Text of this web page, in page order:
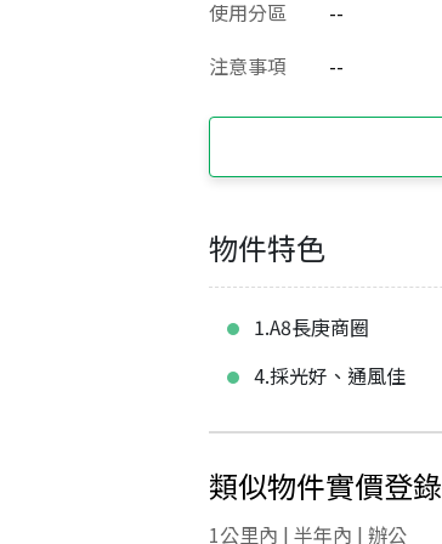
使用分區
--
注意事項
--
物件特色
1.A8長庚商圈
4.採光好、通風佳
類似物件實價登錄
1公里內 | 半年內 | 辦公